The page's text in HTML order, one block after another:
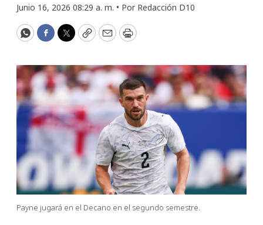
Junio 16, 2026 08:29 a. m. • Por Redacción D10
WhatsApp
Facebook
Twitter
CopyEmailPrint
Payne jugará en el Decano en el segundo semestre.